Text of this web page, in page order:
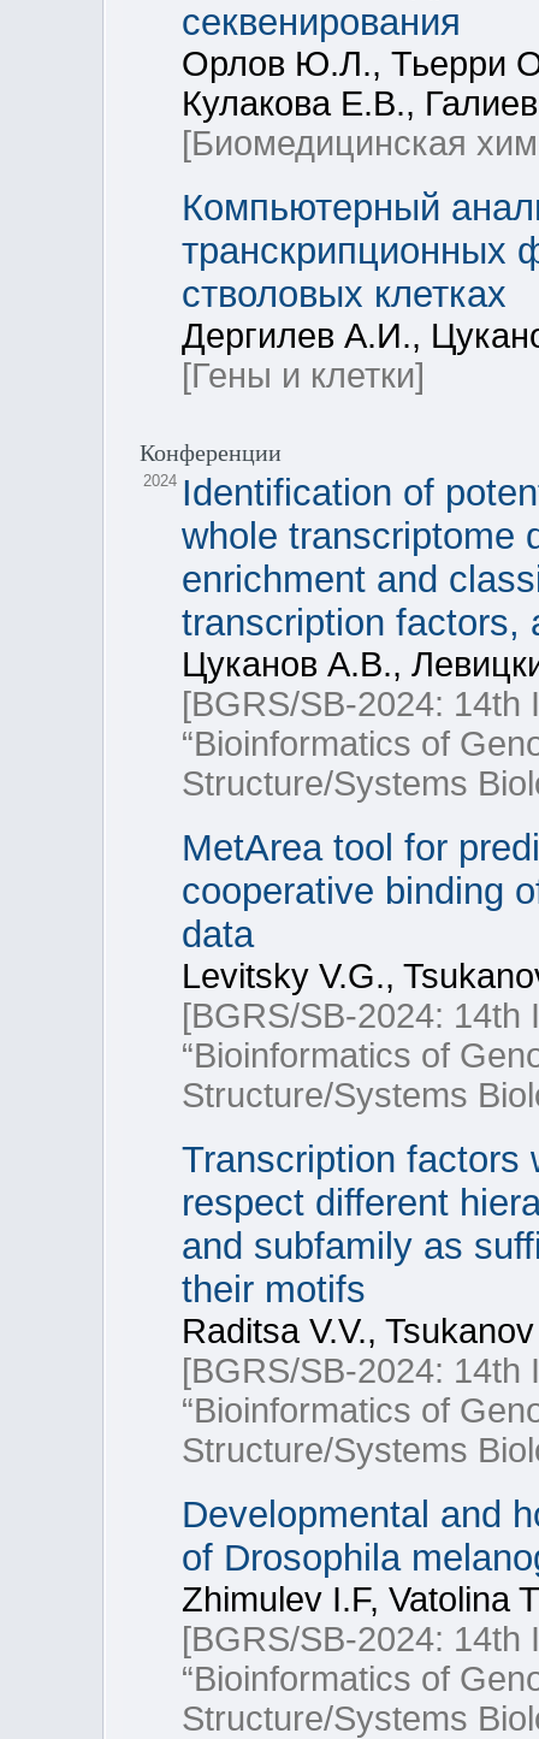
секвенирования
Орлов Ю.Л., Тьерри
Кулакова Е.В.,
[Биомедицинская
Компьютерный
транскрипционных
стволовых клетках
Дергилев А.И.,
[Гены и клетки]
Конференции
2024 Identification of
whole transcriptome
enrichment and
transcription factors,
Цуканов А.В.,
[BGRS/SB-2024: 14th
“Bioinformatics of
Structure/Systems
MetArea tool for
cooperative binding
data
Levitsky V.G.,
[BGRS/SB-2024: 14th
“Bioinformatics of
Structure/Systems
Transcription factors
respect different
and subfamily as
their motifs
Raditsa V.V.,
[BGRS/SB-2024: 14th
“Bioinformatics of
Structure/Systems
Developmental and
of Drosophila
Zhimulev I.F, Vatolina
[BGRS/SB-2024: 14th
“Bioinformatics of
Structure/Systems